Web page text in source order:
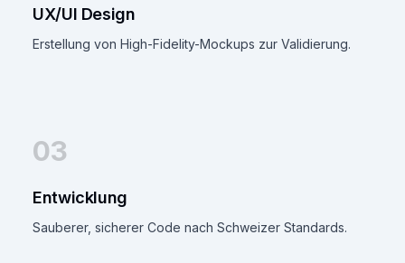
UX/UI Design
Erstellung von High-Fidelity-Mockups zur Validierung.
03
Entwicklung
Sauberer, sicherer Code nach Schweizer Standards.